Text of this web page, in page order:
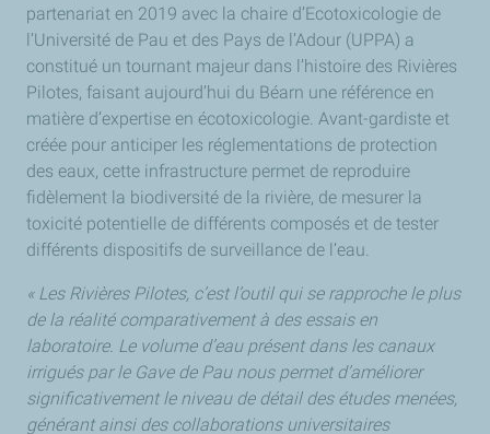
partenariat en 2019 avec la chaire d’Ecotoxicologie de
l’Université de Pau et des Pays de l’Adour (UPPA) a
constitué un tournant majeur dans l’histoire des Rivières
Pilotes, faisant aujourd’hui du Béarn une référence en
matière d’expertise en écotoxicologie. Avant-gardiste et
créée pour anticiper les réglementations de protection
des eaux, cette infrastructure permet de reproduire
fidèlement la biodiversité de la rivière, de mesurer la
toxicité potentielle de différents composés et de tester
différents dispositifs de surveillance de l’eau.
« Les Rivières Pilotes, c’est l’outil qui se rapproche le plus
de la réalité comparativement à des essais en
laboratoire. Le volume d’eau présent dans les canaux
irrigués par le Gave de Pau nous permet d’améliorer
significativement le niveau de détail des études menées,
générant ainsi des collaborations universitaires